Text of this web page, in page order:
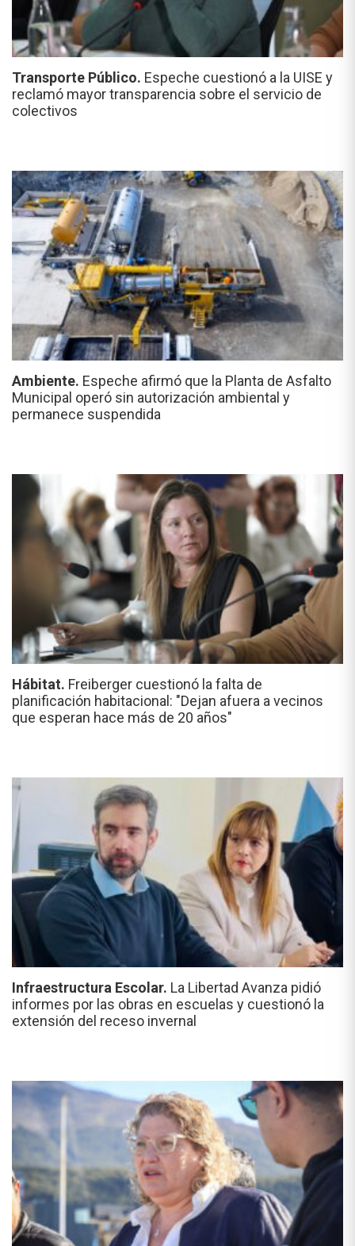
Transporte Público. Espeche cuestionó a la UISE y
reclamó mayor transparencia sobre el servicio de
colectivos
Ambiente. Espeche afirmó que la Planta de Asfalto
Municipal operó sin autorización ambiental y
permanece suspendida
Hábitat. Freiberger cuestionó la falta de
planificación habitacional: "Dejan afuera a vecinos
que esperan hace más de 20 años"
Infraestructura Escolar. La Libertad Avanza pidió
informes por las obras en escuelas y cuestionó la
extensión del receso invernal